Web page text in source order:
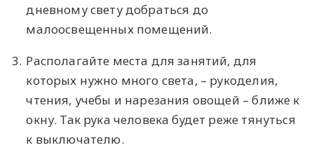
дневному свету добраться до
малоосвещенных помещений.
3. Располагайте места для занятий, для
которых нужно много света, – рукоделия,
чтения, учебы и нарезания овощей – ближе к
окну. Так рука человека будет реже тянуться
к выключателю.